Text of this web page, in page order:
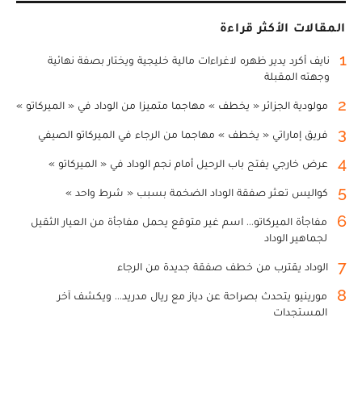
المقالات الأكثر قراءة
1
نايف أكرد يدير ظهره لاغراءات مالية خليجية ويختار بصفة نهائية
وجهته المقبلة
2 مولودية الجزائر « يخطف » مهاجما متميزا من الوداد في « الميركاتو »
3 فريق إماراتي « يخطف » مهاجما من الرجاء في الميركاتو الصيفي
4 عرض خارجي يفتح باب الرحيل أمام نجم الوداد في « الميركاتو »
5 كواليس تعثر صفقة الوداد الضخمة بسبب « شرط واحد »
6
مفاجأة الميركاتو... اسم غير متوقع يحمل مفاجأة من العيار الثقيل
لجماهير الوداد
7 الوداد يقترب من خطف صفقة جديدة من الرجاء
8
مورينيو يتحدث بصراحة عن دياز مع ريال مدريد... ويكشف آخر
المستجدات